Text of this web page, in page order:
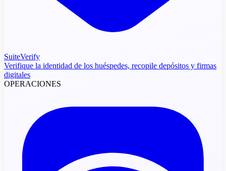
SuiteVerify
Verifique la identidad de los huéspedes, recopile depósitos y firmas
digitales
OPERACIONES